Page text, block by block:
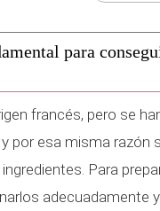
para
francés, pero se
por esa misma razón
Para
adecuadamente